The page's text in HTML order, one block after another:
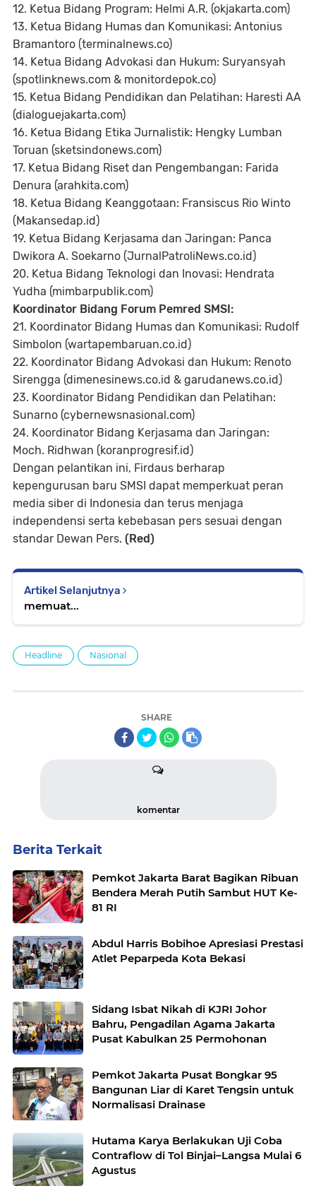
12. Ketua Bidang Program: Helmi A.R. (okjakarta.com)
13. Ketua Bidang Humas dan Komunikasi: Antonius
Bramantoro (terminalnews.co)
14. Ketua Bidang Advokasi dan Hukum: Suryansyah
(spotlinknews.com & monitordepok.co)
15. Ketua Bidang Pendidikan dan Pelatihan: Haresti AA
(dialoguejakarta.com)
16. Ketua Bidang Etika Jurnalistik: Hengky Lumban
Toruan (sketsindonews.com)
17. Ketua Bidang Riset dan Pengembangan: Farida
Denura (arahkita.com)
18. Ketua Bidang Keanggotaan: Fransiscus Rio Winto
(Makansedap.id)
19. Ketua Bidang Kerjasama dan Jaringan: Panca
Dwikora A. Soekarno (JurnalPatroliNews.co.id)
20. Ketua Bidang Teknologi dan Inovasi: Hendrata
Yudha (mimbarpublik.com)
Koordinator Bidang Forum Pemred SMSI:
21. Koordinator Bidang Humas dan Komunikasi: Rudolf
Simbolon (wartapembaruan.co.id)
22. Koordinator Bidang Advokasi dan Hukum: Renoto
Sirengga (dimenesinews.co.id & garudanews.co.id)
23. Koordinator Bidang Pendidikan dan Pelatihan:
Sunarno (cybernewsnasional.com)
24. Koordinator Bidang Kerjasama dan Jaringan:
Moch. Ridhwan (koranprogresif.id)
Dengan pelantikan ini, Firdaus berharap
kepengurusan baru SMSI dapat memperkuat peran
media siber di Indonesia dan terus menjaga
independensi serta kebebasan pers sesuai dengan
standar Dewan Pers. (Red)
Artikel Selanjutnya
memuat...
Headline Nasional
SHARE
komentar
Berita Terkait
Pemkot Jakarta Barat Bagikan Ribuan
Bendera Merah Putih Sambut HUT Ke-
81 RI
Abdul Harris Bobihoe Apresiasi Prestasi
Atlet Peparpeda Kota Bekasi
Sidang Isbat Nikah di KJRI Johor
Bahru, Pengadilan Agama Jakarta
Pusat Kabulkan 25 Permohonan
Pemkot Jakarta Pusat Bongkar 95
Bangunan Liar di Karet Tengsin untuk
Normalisasi Drainase
Hutama Karya Berlakukan Uji Coba
Contraflow di Tol Binjai–Langsa Mulai 6
Agustus